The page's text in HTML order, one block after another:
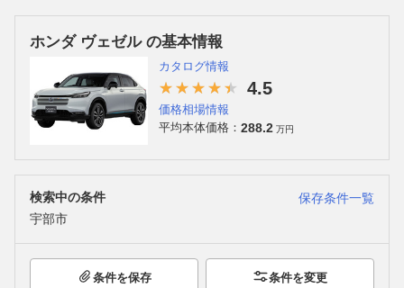
ホンダ ヴェゼル の基本情報
カタログ情報
4.5
価格相場情報
平均本体価格： 288.2 万円
検索中の条件
保存条件一覧
宇部市
条件を保存 条件を変更